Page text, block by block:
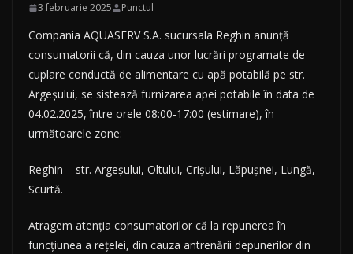
3 februarie 2025 Punctul
Compania AQUASERV S.A. sucursala Reghin anunţă
consumatorii că, din cauza unor lucrări programate de
cuplare conductă de alimentare cu apă potabilă pe str.
Argeșului, se sistează furnizarea apei potabile în data de
04.02.2025, între orele 08:00-17:00 (estimare), în
următoarele zone:
Reghin – str. Argeșului, Oltului, Crișului, Lăpușnei, Lungă,
Scurtă.
Atragem atenția consumatorilor că la repunerea în
funcțiunea a rețelei, din cauza antrenării depunerilor din